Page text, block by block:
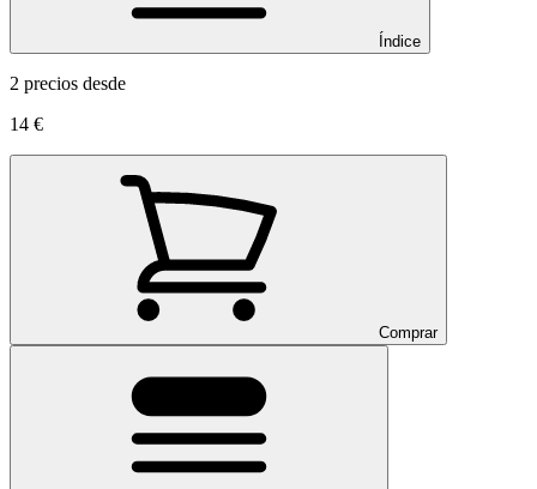
Índice
2 precios desde
14 €
Comprar